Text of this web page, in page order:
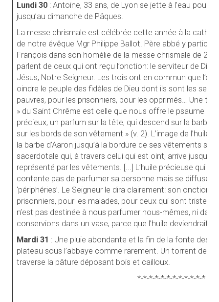
Lundi 30 : Antoine, 33 ans, de Lyon se jette à l’eau pour
jusqu’au dimanche de Pâques.
La messe chrismale est célébrée cette année à la
de notre évêque Mgr Philippe Ballot. Père abbé y
François dans son homélie de la messe chrismale de
parlent de ceux qui ont reçu l’onction: le serviteur de Dieu
Jésus, Notre Seigneur. Les trois ont en commun que
oindre le peuple des fidèles de Dieu dont ils sont les
pauvres, pour les prisonniers, pour les opprimés… Une
» du Saint Chrême est celle que nous offre le psaume
précieux, un parfum sur la tête, qui descend sur la barbe,
sur les bords de son vêtement » (v. 2). L’image de l’huile
la barbe d’Aaron jusqu’à la bordure de ses vêtements
sacerdotale qui, à travers celui qui est oint, arrive
représenté par les vêtements. [...] L’huile précieuse qui
contente pas de parfumer sa personne mais se diffuse
‘périphéries’. Le Seigneur le dira clairement: son onction
prisonniers, pour les malades, pour ceux qui sont tristes
n’est pas destinée à nous parfumer nous-mêmes, ni
conservions dans un vase, parce que l’huile deviendrait
Mardi 31 : Une pluie abondante et la fin de la fonte des
plateau sous l’abbaye comme rarement. Un torrent de
traverse la pâture déposant bois et cailloux.
*-*-*-*-*-*-*-*-*-*-*-*